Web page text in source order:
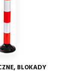
BLOKADY